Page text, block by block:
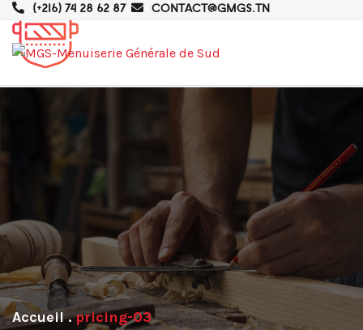
(+216) 74 28 62 87 CONTACT@GMGS.TN
. pricing-03